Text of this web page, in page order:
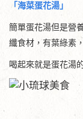
「海菜蛋花湯」
簡單蛋花湯但是營
纖食材，有葉綠素
喝起來就是蛋花湯